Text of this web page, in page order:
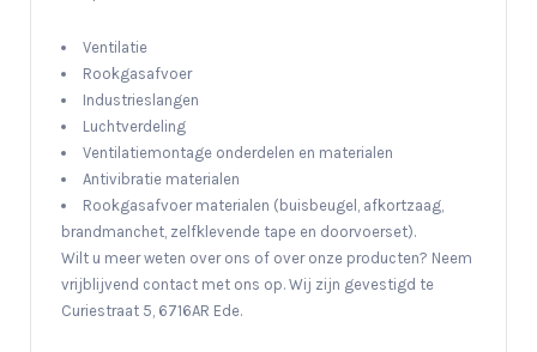
Ventilatie
Rookgasafvoer
Industrieslangen
Luchtverdeling
Ventilatiemontage onderdelen en materialen
Antivibratie materialen
Rookgasafvoer materialen (buisbeugel, afkortzaag,
brandmanchet, zelfklevende tape en doorvoerset).
Wilt u meer weten over ons of over onze producten? Neem
vrijblijvend contact met ons op. Wij zijn gevestigd te
Curiestraat 5, 6716AR Ede.